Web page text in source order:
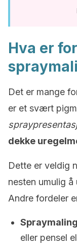
Hva er
Det er mange
er et svært
dekke
Dette er veldig
nesten umulig
Andre fordeler
eller pensel